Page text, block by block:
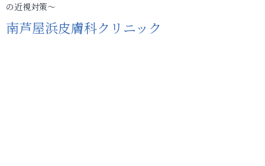
の近視対策～
南芦屋浜皮膚科クリニック